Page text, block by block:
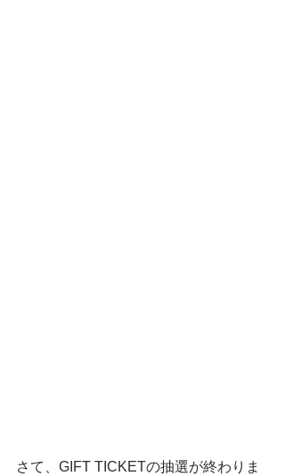
さて、GIFT TICKETの抽選が終わりま